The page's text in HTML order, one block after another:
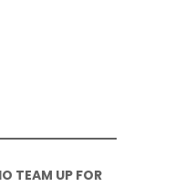
TEAM UP FOR